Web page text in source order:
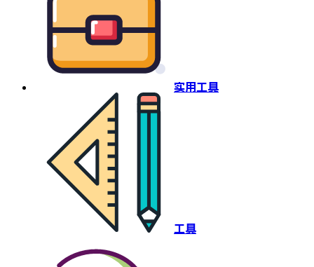
实用工具
工具